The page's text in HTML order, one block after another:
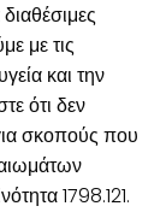
με τις
και την
ότι δεν
σκοπούς που
1798.121.